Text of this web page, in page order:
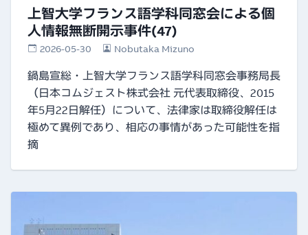
上智大学フランス語学科同窓会による個
人情報無断開示事件(47)
2026-05-30 Nobutaka Mizuno
鍋島宣総・上智大学フランス語学科同窓会事務局長
（日本コムジェスト株式会社 元代表取締役、2015
年5月22日解任）について、法律家は取締役解任は
極めて異例であり、相応の事情があった可能性を指
摘